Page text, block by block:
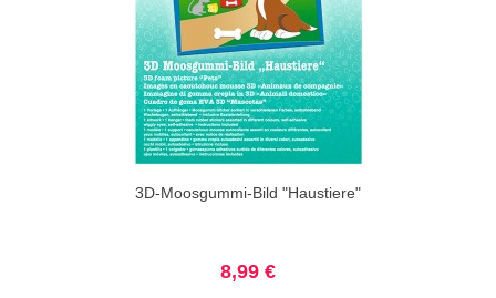
3D-Moosgummi-Bild "Haustiere"
8,99 €